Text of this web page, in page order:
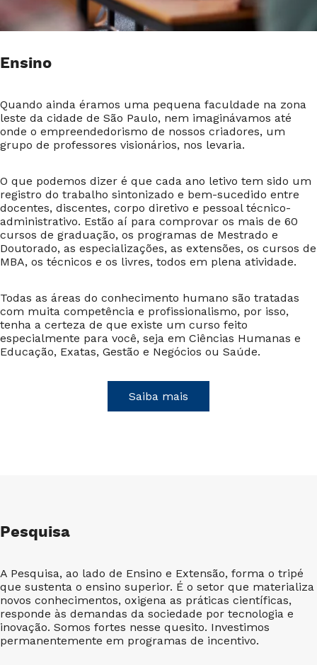
Ensino
Quando ainda éramos uma pequena faculdade na zona
leste da cidade de São Paulo, nem imaginávamos até
onde o empreendedorismo de nossos criadores, um
grupo de professores visionários, nos levaria.
O que podemos dizer é que cada ano letivo tem sido um
registro do trabalho sintonizado e bem-sucedido entre
docentes, discentes, corpo diretivo e pessoal técnico-
administrativo. Estão aí para comprovar os mais de 60
cursos de graduação, os programas de Mestrado e
Doutorado, as especializações, as extensões, os cursos de
MBA, os técnicos e os livres, todos em plena atividade.
Todas as áreas do conhecimento humano são tratadas
com muita competência e profissionalismo, por isso,
tenha a certeza de que existe um curso feito
especialmente para você, seja em Ciências Humanas e
Educação, Exatas, Gestão e Negócios ou Saúde.
Saiba mais
Pesquisa
A Pesquisa, ao lado de Ensino e Extensão, forma o tripé
que sustenta o ensino superior. É o setor que materializa
novos conhecimentos, oxigena as práticas científicas,
responde às demandas da sociedade por tecnologia e
inovação. Somos fortes nesse quesito. Investimos
permanentemente em programas de incentivo.